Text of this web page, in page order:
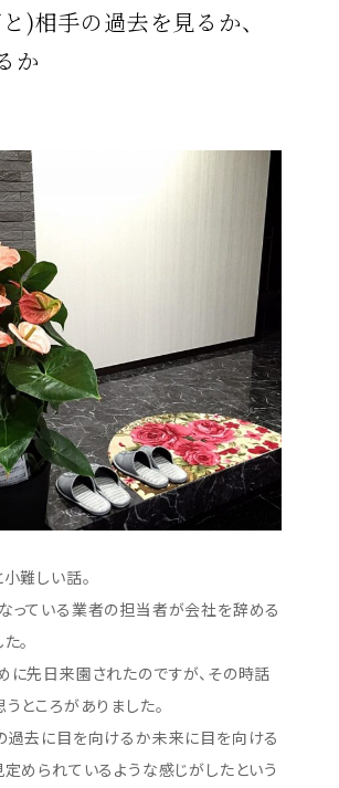
)相手の過去を見るか、
か
難しい話。
っている業者の担当者が会社を辞める
。
に先日来園されたのですが、その時話
ところがありました。
過去に目を向けるか未来に目を向ける
定められているような感じがしたという